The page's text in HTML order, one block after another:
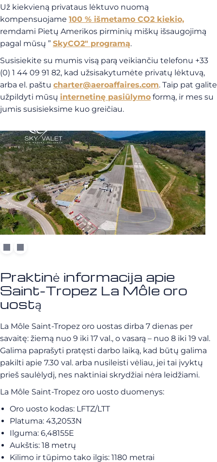
Už kiekvieną privataus lėktuvo nuomą
kompensuojame 100 % išmetamo CO2 kiekio,
remdami Pietų Amerikos pirminių miškų išsaugojimą
pagal mūsų ” SkyCO2″ programą.
Susisiekite su mumis visą parą veikiančiu telefonu +33
(0) 1 44 09 91 82, kad užsisakytumėte privatų lėktuvą,
arba el. paštu charter@aeroaffaires.com. Taip pat galite
užpildyti mūsų internetinę pasiūlymo formą, ir mes su
jumis susisieksime kuo greičiau.
Praktinė informacija apie
Saint-Tropez La Môle oro
uostą
La Môle Saint-Tropez oro uostas dirba 7 dienas per
savaitę: žiemą nuo 9 iki 17 val., o vasarą – nuo 8 iki 19 val.
Galima paprašyti pratęsti darbo laiką, kad būtų galima
pakilti apie 7.30 val. arba nusileisti vėliau, jei tai įvyktų
prieš saulėlydį, nes naktiniai skrydžiai nėra leidžiami.
La Môle Saint-Tropez oro uosto duomenys:
Oro uosto kodas: LFTZ/LTT
Platuma: 43,2053N
Ilguma: 6,48155E
Aukštis: 18 metrų
Kilimo ir tūpimo tako ilgis: 1180 metrai